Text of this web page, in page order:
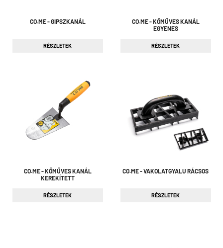
CO.ME - GIPSZKANÁL
RÉSZLETEK
CO.ME - KŐMŰVES KANÁL
EGYENES
RÉSZLETEK
CO.ME - KŐMŰVES KANÁL
KEREKÍTETT
RÉSZLETEK
CO.ME - VAKOLATGYALU RÁCSOS
RÉSZLETEK